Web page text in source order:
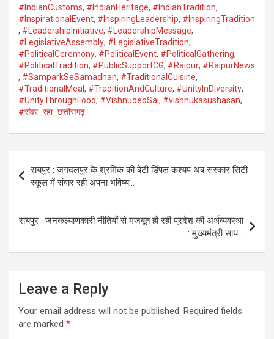
#IndianCustoms, #IndianHeritage, #IndianTradition,
#InspirationalEvent, #InspiringLeadership, #InspiringTradition
, #LeadershipInitiative, #LeadershipMessage,
#LegislativeAssembly, #LegislativeTradition,
#PoliticalCeremony, #PoliticalEvent, #PoliticalGathering,
#PoliticalTradition, #PublicSupportCG, #Raipur, #RaipurNews
, #SamparkSeSamadhan, #TraditionalCuisine,
#TraditionalMeal , #TraditionAndCulture, #UnityInDiversity,
#UnityThroughFood, #VishnudeoSai, #vishnukasushasan,
#संवर_रहा_छत्तीसगढ़
navigation
रायपुर : जगदलपुर के श्रमिक की बेटी डिंपल कश्यप अब संस्कार सिटी
स्कूल में संवार रही अपना भविष्य…
रायपुर : जनकल्याणकारी नीतियों से मजबूत हो रही प्रदेश की अर्थव्यवस्था
: मुख्यमंत्री साय…
Leave a Reply
Your email address will not be published. Required fields
are marked *